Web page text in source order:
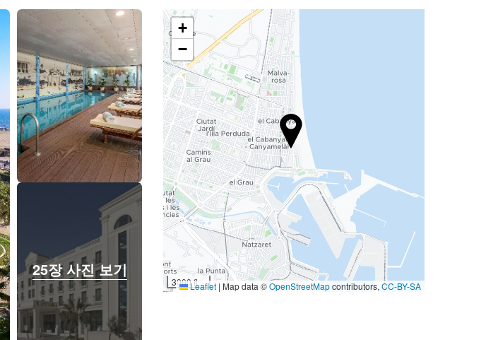
25장 사진 보기
25장 사진 보기
+
−
3000 ftLeaflet | Map data ©OpenStreetMapcontributors, CC-BY-SA